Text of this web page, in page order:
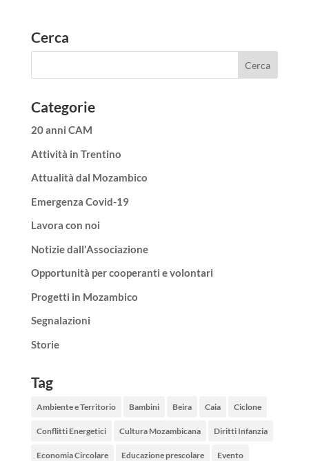
Cerca
Categorie
20 anni CAM
Attività in Trentino
Attualità dal Mozambico
Emergenza Covid-19
Lavora con noi
Notizie dall'Associazione
Opportunità per cooperanti e volontari
Progetti in Mozambico
Segnalazioni
Storie
Tag
Ambiente e Territorio Bambini Beira Caia Ciclone
Conflitti Energetici Cultura Mozambicana Diritti Infanzia
Economia Circolare Educazione prescolare Evento